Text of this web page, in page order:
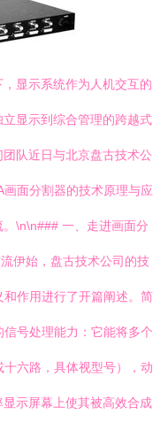
显示系统作为人机交互的
显示到综合管理的跨越式
队近日与北京盘古技术公
面分割器的技术原理与应
\n\n### 一、走进画面分
伊始，盘古技术公司的技
作用进行了开篇阐述。简
号处理能力：它能将多个
六路，具体视型号），动
示屏幕上使其被高效合成